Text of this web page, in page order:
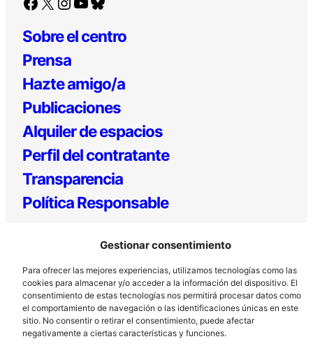
Gestionar consentimiento
Para ofrecer las mejores experiencias, utilizamos tecnologías como las
cookies para almacenar y/o acceder a la información del dispositivo. El
consentimiento de estas tecnologías nos permitirá procesar datos como
el comportamiento de navegación o las identificaciones únicas en este
sitio. No consentir o retirar el consentimiento, puede afectar
negativamente a ciertas características y funciones.
Sobre el centro
Prensa
Hazte amigo/a
Publicaciones
Alquiler de espacios
Perfil del contratante
Transparencia
Política Responsable
Los Prados, 121 – 33203 Gijón